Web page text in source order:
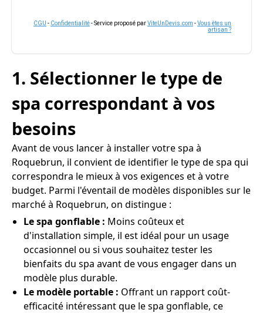
CGU - Confidentialité- Service proposé parViteUnDevis.com -Vous êtes un
artisan ?
1. Sélectionner le type de
spa correspondant à vos
besoins
Avant de vous lancer à installer votre spa à
Roquebrun, il convient de identifier le type de spa qui
correspondra le mieux à vos exigences et à votre
budget. Parmi l'éventail de modèles disponibles sur le
marché à Roquebrun, on distingue :
Le spa gonflable : Moins coûteux et
d'installation simple, il est idéal pour un usage
occasionnel ou si vous souhaitez tester les
bienfaits du spa avant de vous engager dans un
modèle plus durable.
Le modèle portable : Offrant un rapport coût-
efficacité intéressant que le spa gonflable, ce